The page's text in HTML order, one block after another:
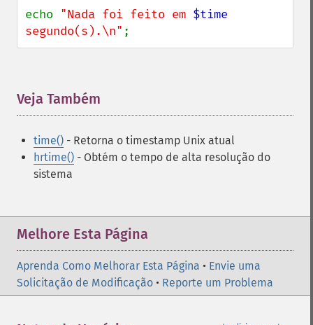
echo "Nada foi feito em $time
segundo(s).\n" ;
Veja Também
time() - Retorna o timestamp Unix atual
hrtime() - Obtém o tempo de alta resolução do
sistema
Melhore Esta Página
Aprenda Como Melhorar Esta Página • Envie uma
Solicitação de Modificação • Reporte um Problema